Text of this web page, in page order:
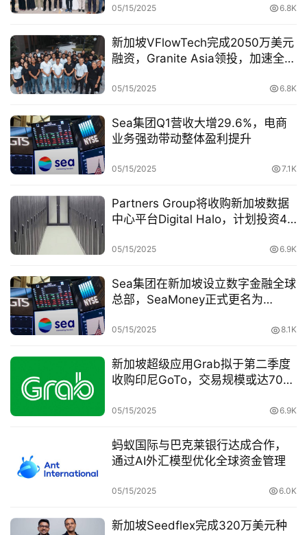
05/15/2025 6.8K
新加坡VFlowTech完成2050万美元
融资，Granite Asia领投，加速全球
05/15/2025 6.8K
Sea集团Q1营收大增29.6%，电商
业务强劲带动整体盈利提升
05/15/2025 7.1K
Partners Group将收购新加坡数据
中心平台Digital Halo，计划投资4
05/15/2025 6.9K
Sea集团在新加坡设立数字金融全球
总部，SeaMoney正式更名为
05/15/2025 8.1K
新加坡超级应用Grab拟于第二季度
收购印尼GoTo，交易规模或达70亿
05/15/2025 6.9K
蚂蚁国际与巴克莱银行达成合作，
通过AI外汇模型优化全球资金管理
05/15/2025 6.0K
新加坡Seedflex完成320万美元种